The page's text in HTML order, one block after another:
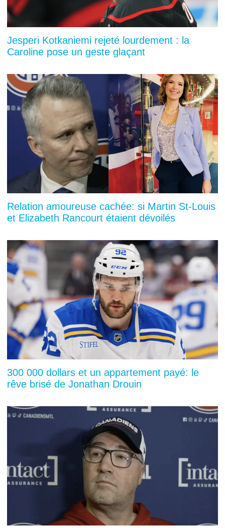
Jesperi Kotkaniemi rejeté lourdement : la
Caroline pose un geste glaçant
Relation amoureuse cachée: si Martin St-Louis
et Elizabeth Rancourt étaient dévoilés
300 000 dollars et un appartement payé: le
rêve brisé de Jonathan Drouin